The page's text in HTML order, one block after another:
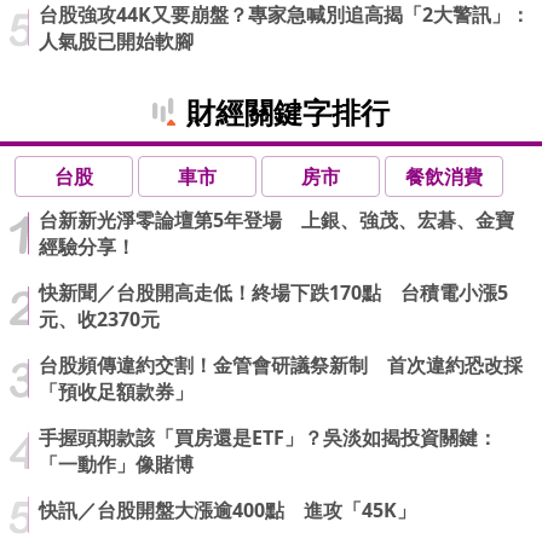
台股強攻44K又要崩盤？專家急喊別追高揭「2大警訊」：
人氣股已開始軟腳
財經關鍵字排行
台股 車市 房市
餐飲消費
台新新光淨零論壇第5年登場 上銀、強茂、宏碁、金寶
經驗分享！
快新聞／台股開高走低！終場下跌170點 台積電小漲5
元、收2370元
台股頻傳違約交割！金管會研議祭新制 首次違約恐改採
「預收足額款券」
手握頭期款該「買房還是ETF」？吳淡如揭投資關鍵：
「一動作」像賭博
快訊／台股開盤大漲逾400點 進攻「45K」